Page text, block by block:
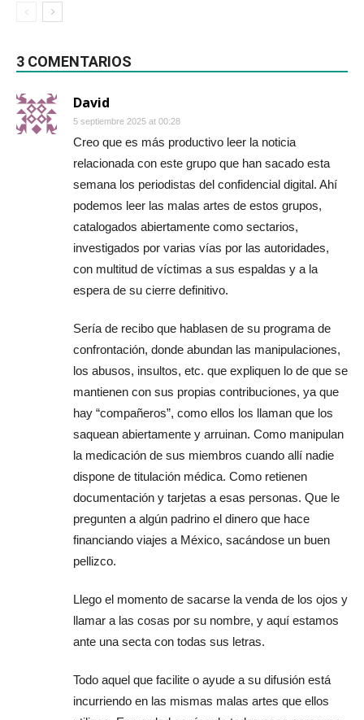
3 COMENTARIOS
David
5 septiembre 2025 at 00:28
Creo que es más productivo leer la noticia
relacionada con este grupo que han sacado esta
semana los periodistas del confidencial digital. Ahí
podemos leer las malas artes de estos grupos,
catalogados abiertamente como sectarios,
investigados por varias vías por las autoridades,
con multitud de víctimas a sus espaldas y a la
espera de su cierre definitivo.
Sería de recibo que hablasen de su programa de
confrontación, donde abundan las manipulaciones,
los abusos, insultos, etc. que expliquen lo de que se
mantienen con sus propias contribuciones, ya que
hay “compañeros”, como ellos los llaman que los
saquean abiertamente y arruinan. Como manipulan
la medicación de sus miembros cuando allí nadie
dispone de titulación médica. Como retienen
documentación y tarjetas a esas personas. Que le
pregunten a algún padrino el dinero que hace
financiando viajes a México, sacándose un buen
pellizco.
Llego el momento de sacarse la venda de los ojos y
llamar a las cosas por su nombre, y aquí estamos
ante una secta con todas sus letras.
Todo aquel que facilite o ayude a su difusión está
incurriendo en las mismas malas artes que ellos